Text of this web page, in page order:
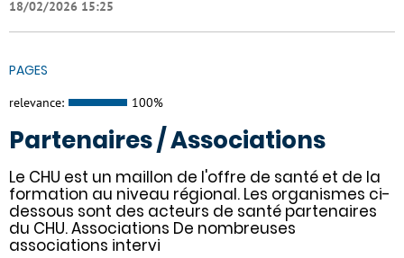
18/02/2026 15:25
PAGES
relevance: 100%
Partenaires / Associations
Le CHU est un maillon de l'offre de santé et de la
formation au niveau régional. Les organismes ci-
dessous sont des acteurs de santé partenaires
du CHU. Associations De nombreuses
associations intervi